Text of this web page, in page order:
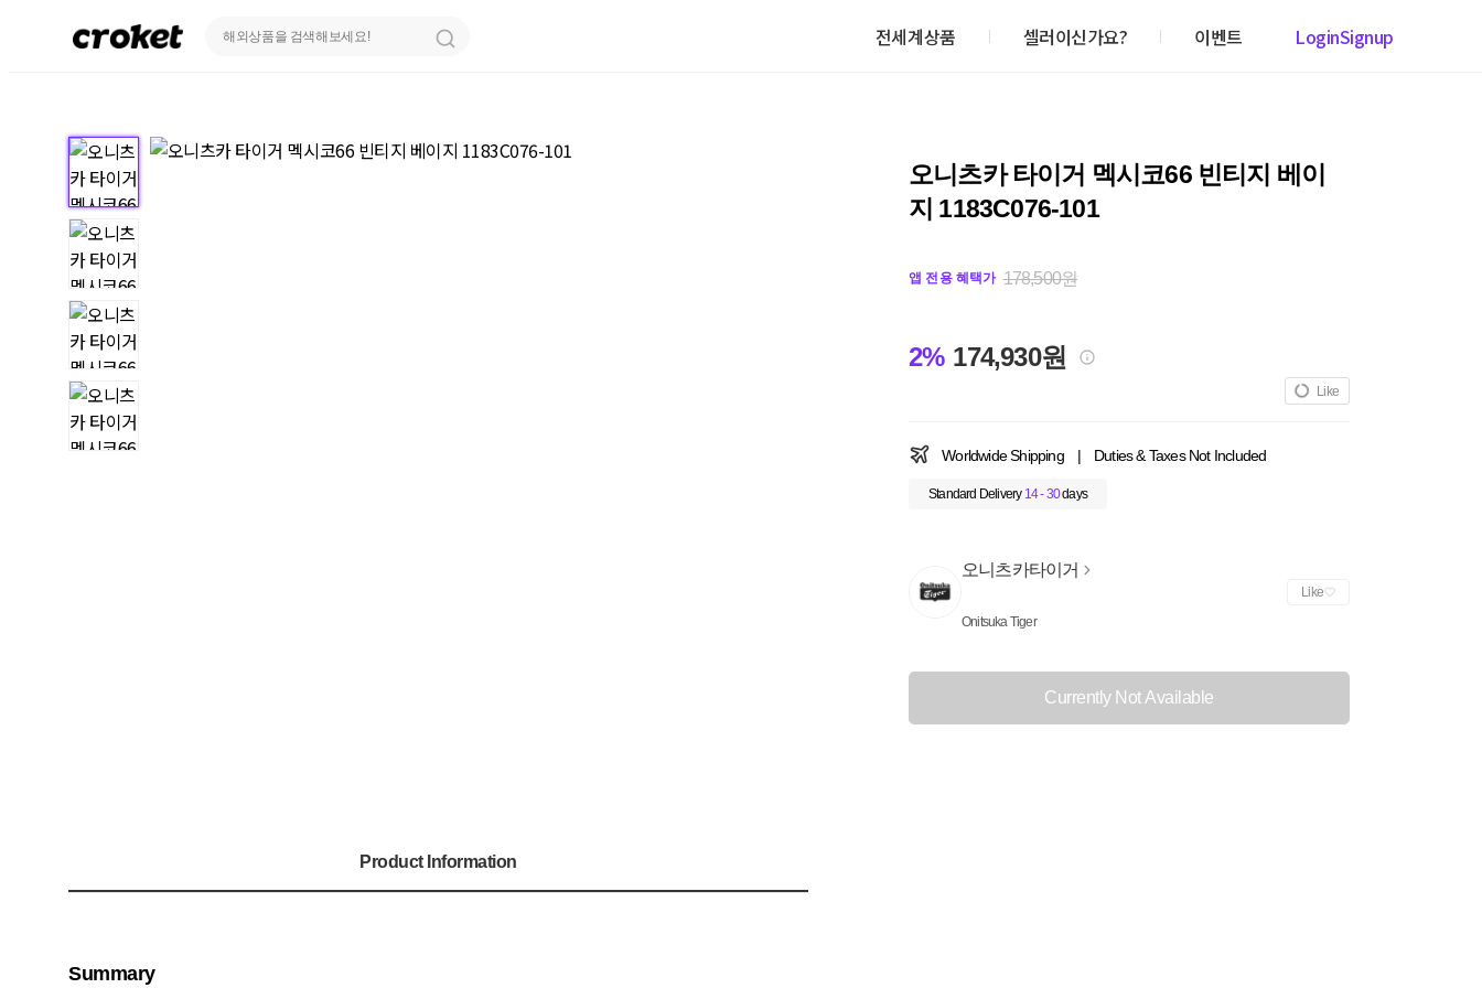
전세계상품 셀러이신가요? 이벤트 LoginSignup
오니츠카 타이거 멕시코66 빈티지 베이
지 1183C076-101
앱 전용 혜택가 178,500원
2% 174,930원
Like
Worldwide Shipping | Duties & Taxes Not Included
Standard Delivery 14 - 30days
오니츠카타이거
Onitsuka Tiger
Like
Currently Not Available
Product Information
Summary